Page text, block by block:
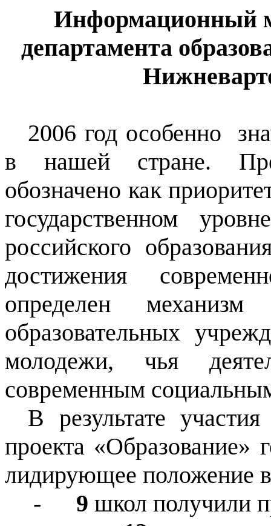
Информационный
департамента
2006 год особенно
в нашей стране.
обозначено как
государственном
российского
достижения
определен
образовательных
молодежи, чья
современным
В результате
проекта «Образование»
лидирующее положение
-
9 школ получили